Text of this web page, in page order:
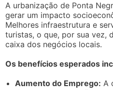
A urbanização de Ponta
gerar um impacto
Melhores infraestrutura e
turistas, o que, por sua vez,
caixa dos negócios locais.
Os benefícios esperados
Aumento do Emprego: A